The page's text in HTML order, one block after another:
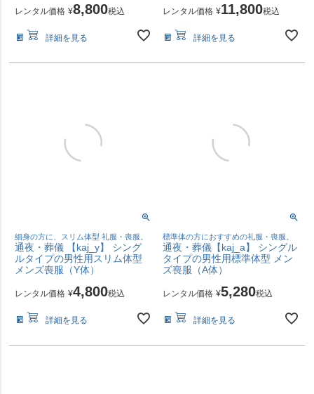
レンタル価格 ¥8,800税込
詳細を見る
レンタル価格 ¥11,800税込
詳細を見る
細身の方に、スリム体型 礼服・喪服。
通夜・葬儀 【kaj_y】 シング
ルタイプの男性用スリム体型
メンズ喪服（Y体）
レンタル価格 ¥4,800税込
詳細を見る
標準体の方におすすめの礼服・喪服。
通夜・葬儀【kaj_a】 シングル
タイプの男性用標準体型 メン
ズ喪服（A体）
レンタル価格 ¥5,280税込
詳細を見る